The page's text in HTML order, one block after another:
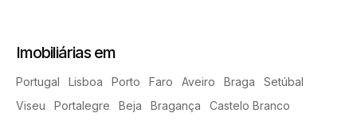
Imobiliárias em
Portugal Lisboa Porto Faro Aveiro Braga
Setúbal
Viseu
Portalegre Beja Bragança
Castelo Branco